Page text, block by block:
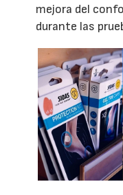
mejora del
durante las